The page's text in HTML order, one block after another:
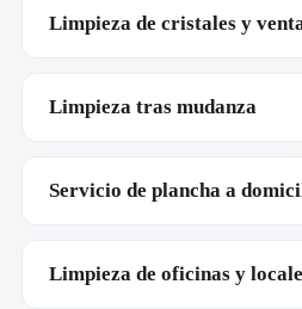
Limpieza de cristales y
Limpieza tras mudanza
Servicio de plancha a
Limpieza de oficinas y